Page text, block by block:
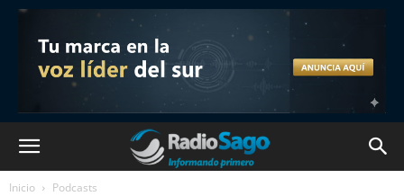
Inicio Podcasts